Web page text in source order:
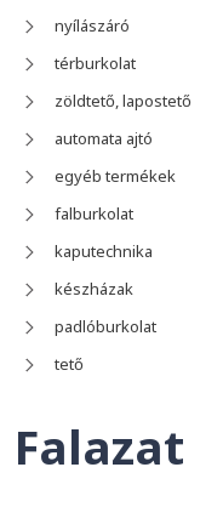
nyílászáró
térburkolat
zöldtető, lapostető
automata ajtó
egyéb termékek
falburkolat
kaputechnika
készházak
padlóburkolat
tető
Falazat